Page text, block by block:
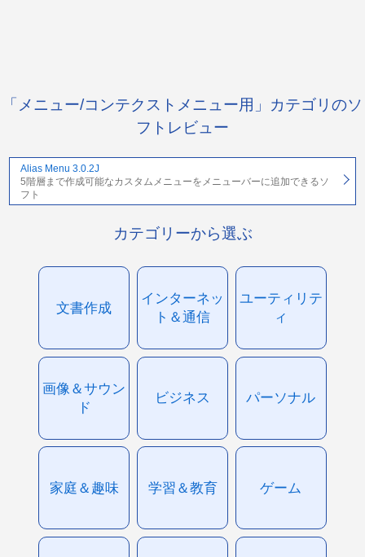
「メニュー/コンテクストメニュー用」カテゴリのソ
フトレビュー
Alias Menu 3.0.2J
5階層まで作成可能なカスタムメニューをメニューバーに追加できるソ
フト
カテゴリーから選ぶ
文書作成
インターネッ
ト＆通信
ユーティリテ
ィ
画像＆サウン
ド
ビジネス パーソナル
家庭＆趣味 学習＆教育 ゲーム